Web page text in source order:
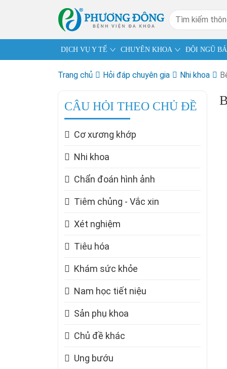
DỊCH VỤ Y TẾ CHUYÊN KHOA ĐỘI NGŨ
Trang chủ Hỏi đáp chuyên gia Nhi khoa
CÂU HỎI THEO CHỦ ĐỀ
Cơ xương khớp
Nhi khoa
Chẩn đoán hình ảnh
Tiêm chủng - Vắc xin
Xét nghiệm
Tiêu hóa
Khám sức khỏe
Nam học tiết niệu
Sản phụ khoa
Chủ đề khác
Ung bướu